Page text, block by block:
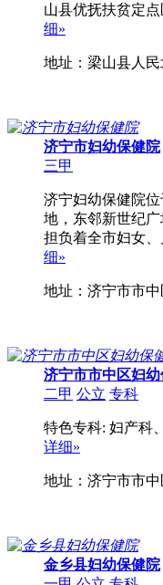
山县优抚扶贫定
细»
地址：梁山县人
济宁市妇幼保健院
三甲
济宁妇幼保健院
地，东邻新世纪
担负着全市妇女
细»
地址：济宁市市
济宁市市中区妇
二甲 公立 专科
特色专科: 妇产科
详细»
地址：济宁市市
金乡县妇幼保健院